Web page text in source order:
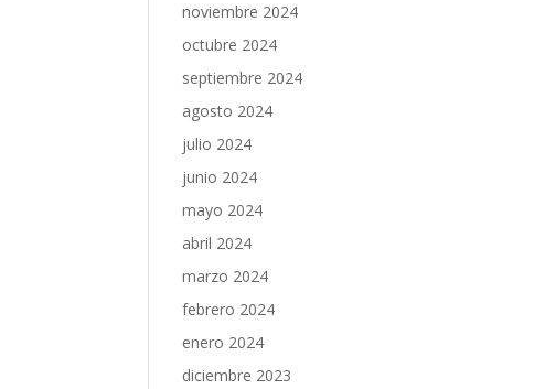
noviembre 2024
octubre 2024
septiembre 2024
agosto 2024
julio 2024
junio 2024
mayo 2024
abril 2024
marzo 2024
febrero 2024
enero 2024
diciembre 2023